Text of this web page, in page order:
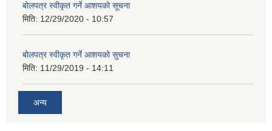
बोलपत्र स्वीकृत गर्ने आशयको सूचना
मिति: 12/29/2020 - 10:57
बोलपत्र स्वीकृत गर्ने आशयको सुचना
मिति: 11/29/2019 - 14:11
अन्य